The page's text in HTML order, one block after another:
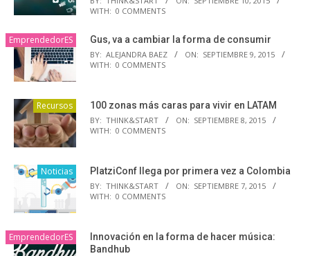
WITH: 0 COMMENTS
EmprendedorES Gus, va a cambiar la forma de consumir
BY: ALEJANDRA BAEZ ON: SEPTIEMBRE 9, 2015
WITH: 0 COMMENTS
Recursos 100 zonas más caras para vivir en LATAM
BY: THINK&START ON: SEPTIEMBRE 8, 2015
WITH: 0 COMMENTS
Noticias PlatziConf llega por primera vez a Colombia
BY: THINK&START ON: SEPTIEMBRE 7, 2015
WITH: 0 COMMENTS
EmprendedorES
Innovación en la forma de hacer música:
Bandhub